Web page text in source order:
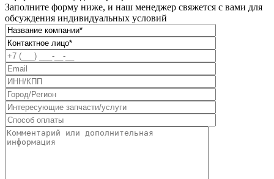
Заполните форму ниже, и наш менеджер свяжется с вами для
обсуждения индивидуальных условий